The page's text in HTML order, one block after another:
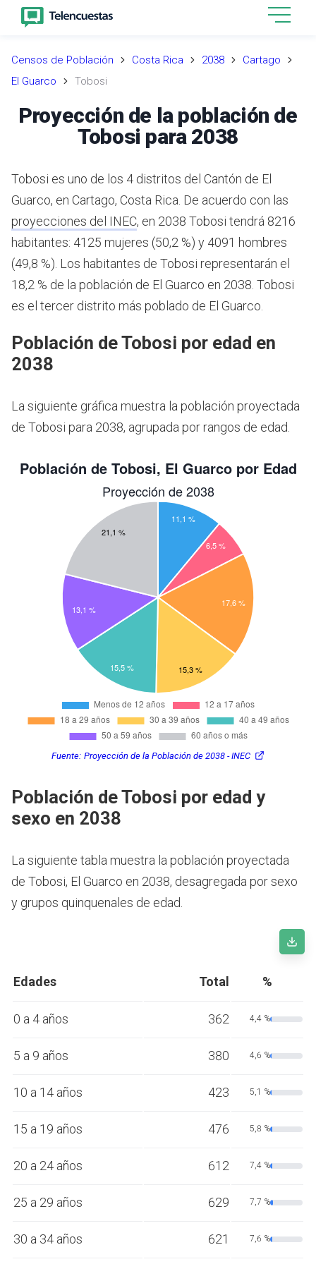
Censos de Población Costa Rica 2038
Cartago
El Guarco
Tobosi
Proyección de la población de
Tobosi para 2038
Tobosi es uno de los 4 distritos del Cantón de El
Guarco, en Cartago, Costa Rica. De acuerdo con las
proyecciones del INEC, en 2038 Tobosi tendrá 8216
habitantes: 4125 mujeres (50,2 %) y 4091 hombres
(49,8 %). Los habitantes de Tobosi representarán el
18,2 % de la población de El Guarco en 2038. Tobosi
es el tercer distrito más poblado de El Guarco.
Población de Tobosi por edad en
2038
La siguiente gráfica muestra la población proyectada
de Tobosi para 2038, agrupada por rangos de edad.
Fuente: Proyección de la Población de 2038 - INEC
Población de Tobosi por edad y
sexo en 2038
La siguiente tabla muestra la población proyectada
de Tobosi, El Guarco en 2038, desagregada por sexo
y grupos quinquenales de edad.
Edades Total %
0 a 4 años 362 4,4 %
5 a 9 años 380 4,6 %
10 a 14 años 423 5,1 %
15 a 19 años 476 5,8 %
20 a 24 años 612 7,4 %
25 a 29 años 629 7,7 %
30 a 34 años 621 7,6 %